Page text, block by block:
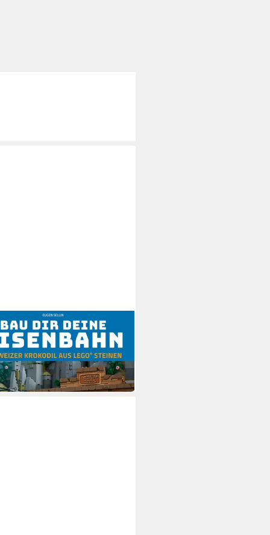
deine Eisenbahn / Eugen
€
Werktagen bei dir